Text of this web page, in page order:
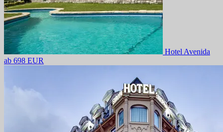
Hotel Avenida
ab 698 EUR